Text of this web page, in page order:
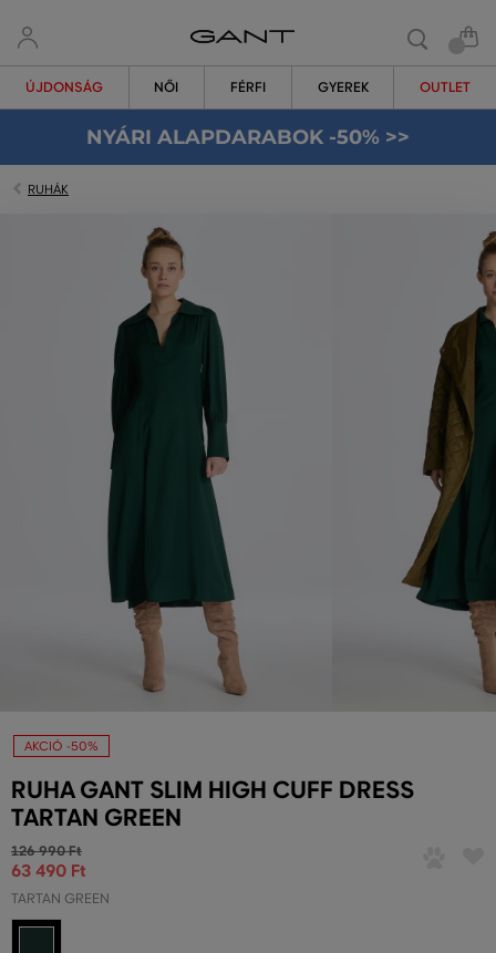
ÚJDONSÁG NŐI FÉRFI GYEREK OUTLET
NYÁRI ALAPDARABOK -50% >>
RUHÁK
AKCIÓ -50%
RUHA GANT SLIM HIGH CUFF DRESS
TARTAN GREEN
126 990 Ft
63 490 Ft
TARTAN GREEN